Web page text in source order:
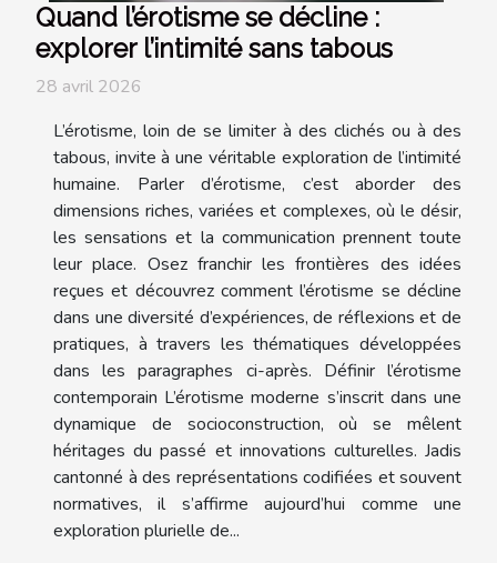
Quand l’érotisme se décline :
explorer l’intimité sans tabous
28 avril 2026
L’érotisme, loin de se limiter à des clichés ou à des
tabous, invite à une véritable exploration de l’intimité
humaine. Parler d’érotisme, c’est aborder des
dimensions riches, variées et complexes, où le désir,
les sensations et la communication prennent toute
leur place. Osez franchir les frontières des idées
reçues et découvrez comment l’érotisme se décline
dans une diversité d’expériences, de réflexions et de
pratiques, à travers les thématiques développées
dans les paragraphes ci-après. Définir l’érotisme
contemporain L’érotisme moderne s’inscrit dans une
dynamique de socioconstruction, où se mêlent
héritages du passé et innovations culturelles. Jadis
cantonné à des représentations codifiées et souvent
normatives, il s’affirme aujourd’hui comme une
exploration plurielle de...